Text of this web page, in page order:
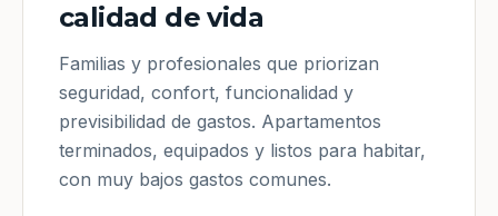
calidad de vida
Familias y profesionales que priorizan
seguridad, confort, funcionalidad y
previsibilidad de gastos. Apartamentos
terminados, equipados y listos para habitar,
con muy bajos gastos comunes.